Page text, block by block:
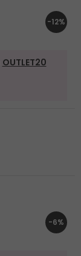
-12%
OUTLET20
-6%